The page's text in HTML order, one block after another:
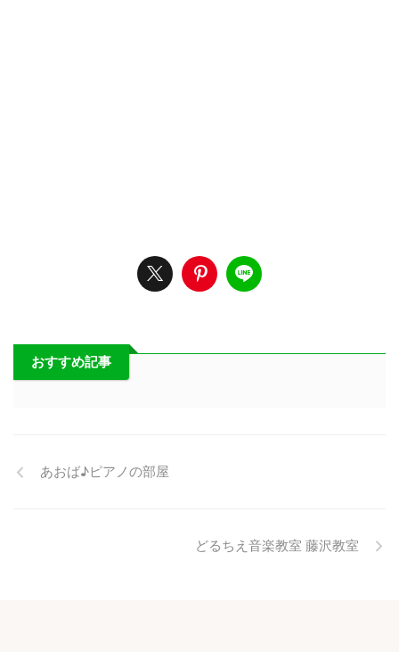
おすすめ記事
あおば♪ピアノの部屋
どるちえ音楽教室 藤沢教室